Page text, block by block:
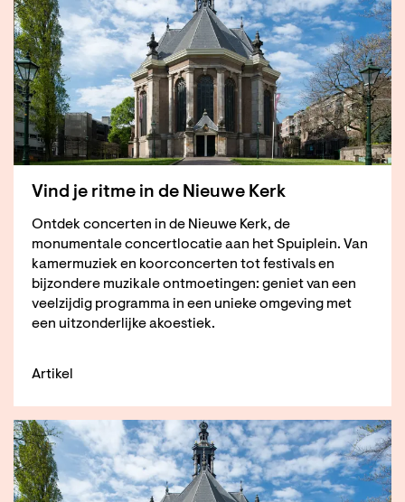
Vind je ritme in de Nieuwe Kerk
Ontdek concerten in de Nieuwe Kerk, de
monumentale concertlocatie aan het Spuiplein. Van
kamermuziek en koorconcerten tot festivals en
bijzondere muzikale ontmoetingen: geniet van een
veelzijdig programma in een unieke omgeving met
een uitzonderlijke akoestiek.
Artikel